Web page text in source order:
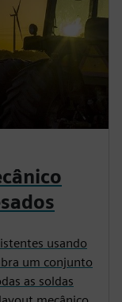
usando
um conjunto
as soldas